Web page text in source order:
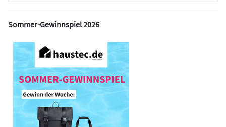
Sommer-Gewinnspiel 2026